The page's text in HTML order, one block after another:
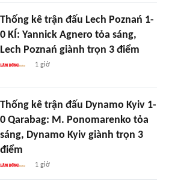
Thống kê trận đấu Lech Poznań 1-
0 KÍ: Yannick Agnero tỏa sáng,
Lech Poznań giành trọn 3 điểm
1 giờ
Thống kê trận đấu Dynamo Kyiv 1-
0 Qarabag: M. Ponomarenko tỏa
sáng, Dynamo Kyiv giành trọn 3
điểm
1 giờ